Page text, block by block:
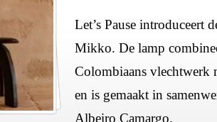
Let’s Pause introduceert
Mikko. De lamp
Colombiaans vlechtwerk
en is gemaakt in
Albeiro Camargo.